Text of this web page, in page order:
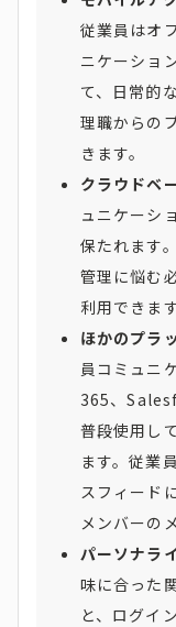
従業員はオ
ニケーショ
て、日常的
理職からの
きます。
クラウドベ
ュニケーシ
保たれます
管理に悩む
利用できます
ほかのプラ
員コミュニ
365、
普段使用し
ます。従業
スフィード
メンバーの
パーソナラ
味に合った
と、ログイ